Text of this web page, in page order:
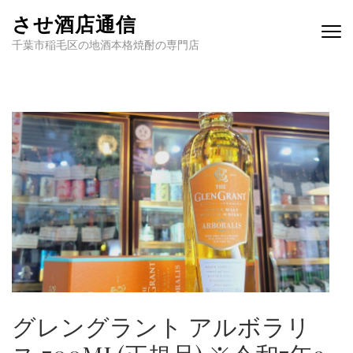
させ酒店通信
千葉市稲毛区の地酒本格焼酎の専門店
グレングラント アルボラリ